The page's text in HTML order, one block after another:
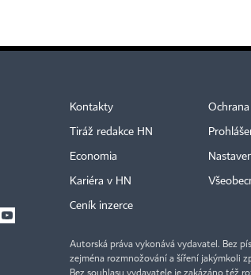
Kontakty
Tiráž redakce HN
Economia
Kariéra v HN
Ceník inzerce
Autorská práva vykonává vydavatel. Bez
zejména rozmnožování a šíření jakýmkoli